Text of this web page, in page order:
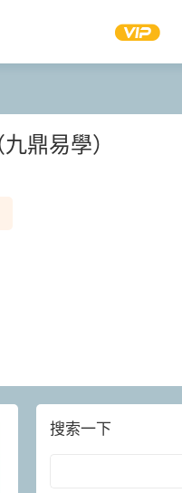
鼎易學）
搜索一下